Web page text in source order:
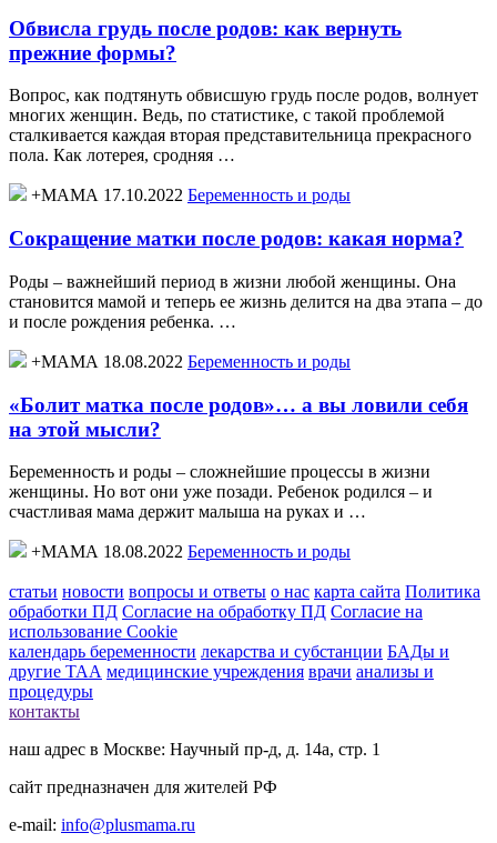
Обвисла грудь после родов: как вернуть
прежние формы?
Вопрос, как подтянуть обвисшую грудь после родов, волнует
многих женщин. Ведь, по статистике, с такой проблемой
сталкивается каждая вторая представительница прекрасного
пола. Как лотерея, сродняя …
+МАМА 17.10.2022 Беременность и роды
Сокращение матки после родов: какая норма?
Роды – важнейший период в жизни любой женщины. Она
становится мамой и теперь ее жизнь делится на два этапа – до
и после рождения ребенка. …
+МАМА 18.08.2022 Беременность и роды
«Болит матка после родов»… а вы ловили себя
на этой мысли?
Беременность и роды – сложнейшие процессы в жизни
женщины. Но вот они уже позади. Ребенок родился – и
счастливая мама держит малыша на руках и …
+МАМА 18.08.2022 Беременность и роды
статьи новости вопросы и ответы о нас карта сайта Политика
обработки ПД Согласие на обработку ПД Согласие на
использование Cookie
календарь беременности лекарства и субстанции БАДы и
другие ТАА медицинские учреждения врачи анализы и
процедуры
контакты
наш адрес в Москве: Научный пр-д, д. 14а, стр. 1
сайт предназначен для жителей РФ
e-mail: info@plusmama.ru